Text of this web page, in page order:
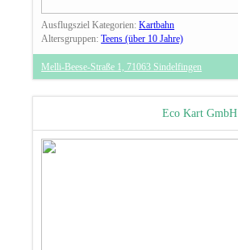
Ausflugsziel Kategorien:Kartbahn
Altersgruppen:Teens (über 10 Jahre)
Melli-Beese-Straße 1, 71063 Sindelfingen
Eco Kart GmbH